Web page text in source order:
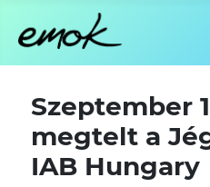
Szeptember
megtelt a
IAB Hungary